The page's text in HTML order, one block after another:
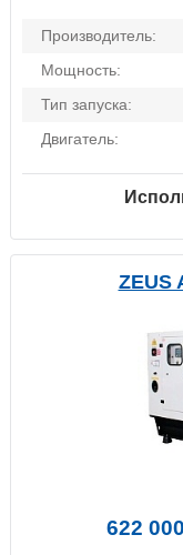
Производитель:
Мощность:
Тип запуска:
Двигатель:
ZEUS
622 000